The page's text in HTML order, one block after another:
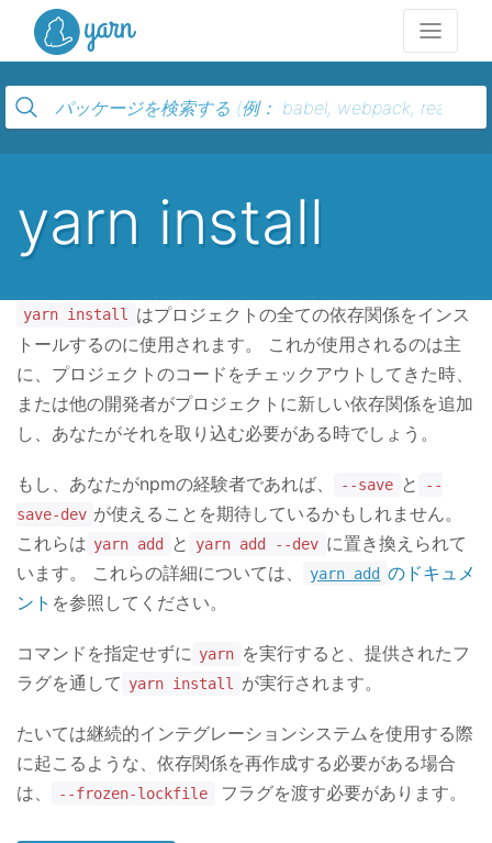
yarn install
yarn install はプロジェクトの全ての依存関係をインス
トールするのに使用されます。 これが使用されるのは主
に、プロジェクトのコードをチェックアウトしてきた時、
または他の開発者がプロジェクトに新しい依存関係を追加
し、あなたがそれを取り込む必要がある時でしょう。
もし、あなたがnpmの経験者であれば、 --save と
--
save-dev が使えることを期待しているかもしれません。
これらは yarn add と yarn add --dev に置き換えられて
います。 これらの詳細については、
yarn add のドキュメ
ント を参照してください。
コマンドを指定せずに yarn を実行すると、提供されたフ
ラグを通して yarn install が実行されます。
たいては継続的インテグレーションシステムを使用する際
に起こるような、依存関係を再作成する必要がある場合
は、
--frozen-lockfile フラグを渡す必要があります。